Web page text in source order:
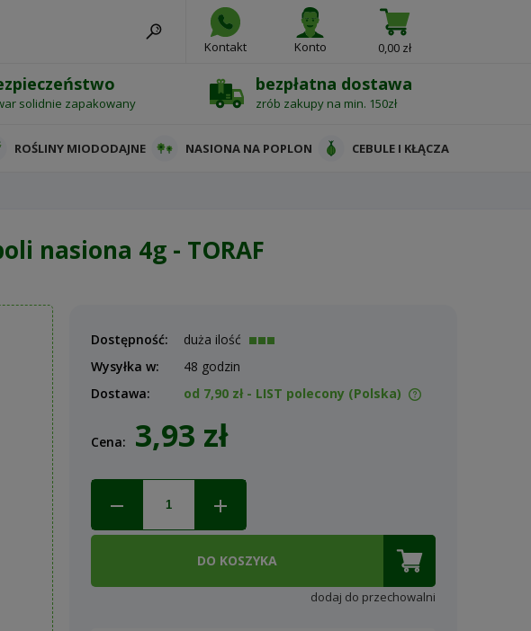
Kontakt Konto 0,00 zł
solidnie zapakowany
bezpłatna dostawa
zrób zakupy na min. 150zł
ROŚLINY MIODODAJNE NASIONA NA POPLON CEBULE I KŁĄCZA
nasiona 4g - TORAF
Dostępność:
duża ilość
Wysyłka w:
48 godzin
Dostawa:
od 7,90 zł - LIST polecony (Polska)
Cena nie zawiera ewentualnych
kosztów płatności
Cena: 3,93 zł
DO KOSZYKA
dodaj do przechowalni